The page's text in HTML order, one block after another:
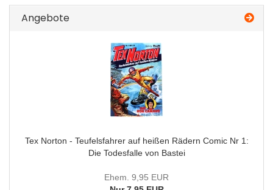
Angebote
Tex Norton - Teufelsfahrer auf heißen Rädern Comic Nr 1:
Die Todesfalle von Bastei
Ehem. 9,95 EUR